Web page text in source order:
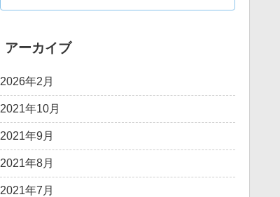
アーカイブ
2026年2月
2021年10月
2021年9月
2021年8月
2021年7月